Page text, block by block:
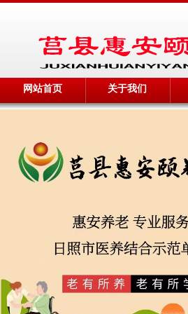
网站首页 关于我们